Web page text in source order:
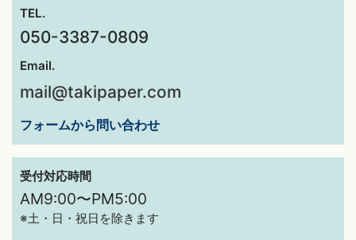
TEL.
050-3387-0809
Email.
mail@takipaper.com
フォームから問い合わせ
受付対応時間
AM9:00〜PM5:00
※土・日・祝日を除きます